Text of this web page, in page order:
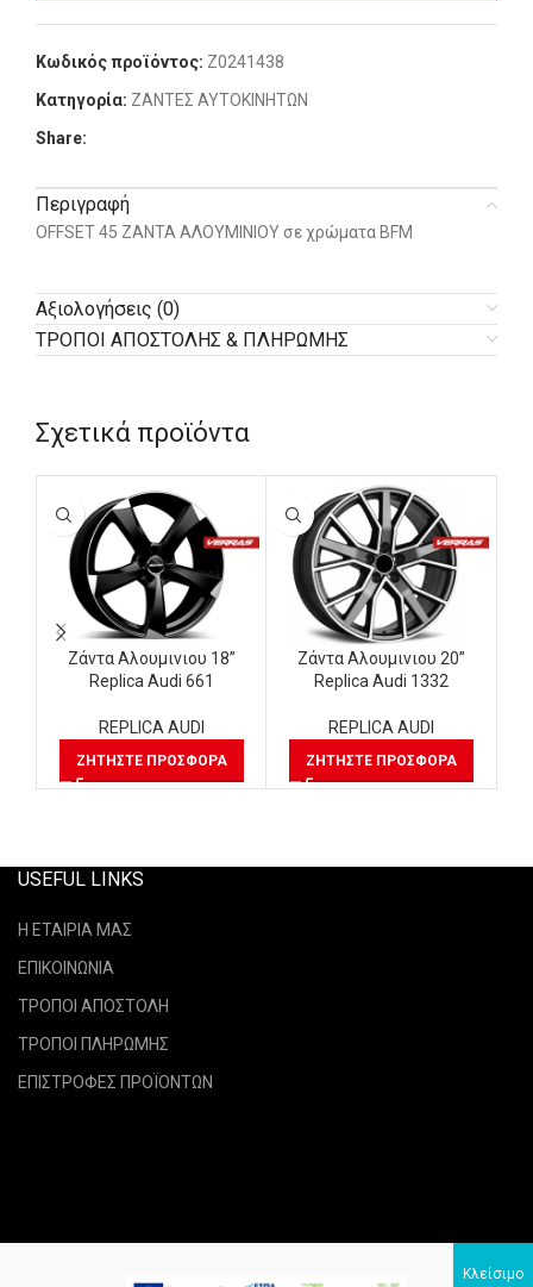
Κωδικός προϊόντος: Z0241438
Κατηγορία: ΖΑΝΤΕΣ ΑΥΤΟΚΙΝΗΤΩΝ
Share:
Περιγραφή
OFFSET 45 ΖΑΝΤΑ ΑΛΟΥΜΙΝΙΟΥ σε χρώματα BFM
Αξιολογήσεις (0)
ΤΡΟΠΟΙ ΑΠΟΣΤΟΛΗΣ & ΠΛΗΡΩΜΗΣ
Σχετικά προϊόντα
Ζάντα Αλουμινιου 18”
Replica Audi 661
REPLICA AUDI
ΖΗΤΉΣΤΕ ΠΡΟΣΦΟΡΆ
Ζάντα Αλουμινιου 20”
Replica Audi 1332
REPLICA AUDI
ΖΗΤΉΣΤΕ ΠΡΟΣΦΟΡΆ
USEFUL LINKS
Η ΕΤΑΙΡΙΑ ΜΑΣ
ΕΠΙΚΟΙΝΩΝΙΑ
ΤΡΟΠΟΙ ΑΠΟΣΤΟΛΗ
ΤΡΟΠΟΙ ΠΛΗΡΩΜΗΣ
ΕΠΙΣΤΡΟΦΕΣ ΠΡΟΪΟΝΤΩΝ